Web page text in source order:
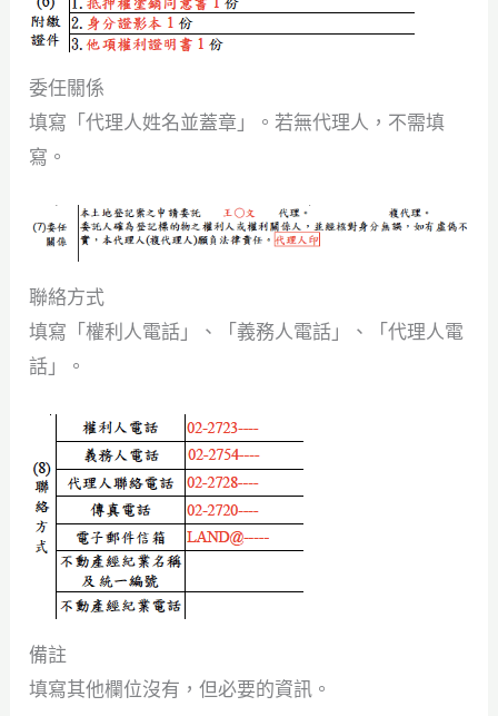
委任關係
填寫「代理人姓名並蓋章」。若無代理人，不需填
寫。
聯絡方式
填寫「權利人電話」、「義務人電話」、「代理人電
話」。
備註
填寫其他欄位沒有，但必要的資訊。